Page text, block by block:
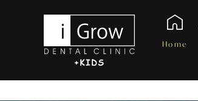
Home